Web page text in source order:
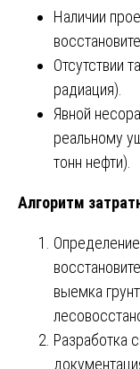
Наличии
Отсутствии
радиация).
Явной
реальному
тонн нефти).
Алгоритм
выемка
Разработка